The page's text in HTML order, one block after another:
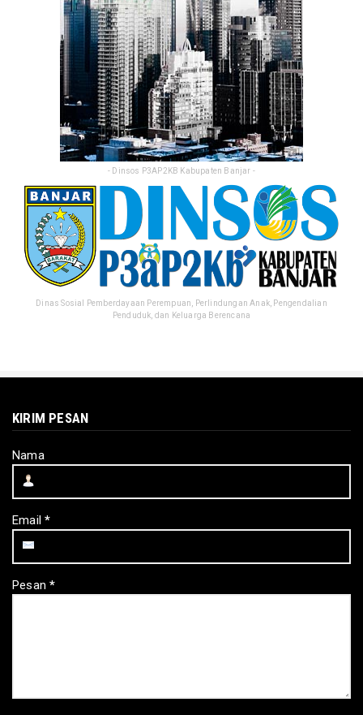
- Dinsos P3AP2KB Kabupaten Banjar -
Dinas Sosial Pemberdayaan Perempuan, Perlindungan Anak, Pengendalian
Penduduk, dan Keluarga Berencana
KIRIM PESAN
Nama
Email*
Pesan*